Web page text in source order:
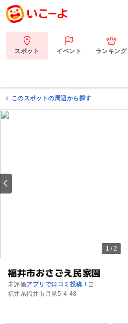
スポット イベント ランキング
このスポットの周辺から探す
1 / 2
福井市おさごえ民家園
未評価アプリで口コミ投稿！
福井県福井市月見5-4-48